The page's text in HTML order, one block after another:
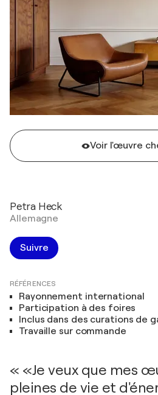
Voir l'œuvre
Petra Heck
Allemagne
Suivre
RÉFÉRENCES
Rayonnement international
Participation à des foires
Inclus dans des curations de
Travaille sur commande
« «Je veux que mes
pleines de vie et